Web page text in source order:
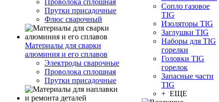
Проволока сплошная
Прутки присадочные
Флюс сварочный
Материалы для сварки
алюминия и его сплавов
Электроды сварочные
Проволока сплошная
Прутки присадочные
Сопло газовое
TIG
Изоляторы TIG
Заглушки TIG
Наборы для TIG
горелки
Головки TIG
горелок
Запасные части
TIG
+ ЕЩЕ